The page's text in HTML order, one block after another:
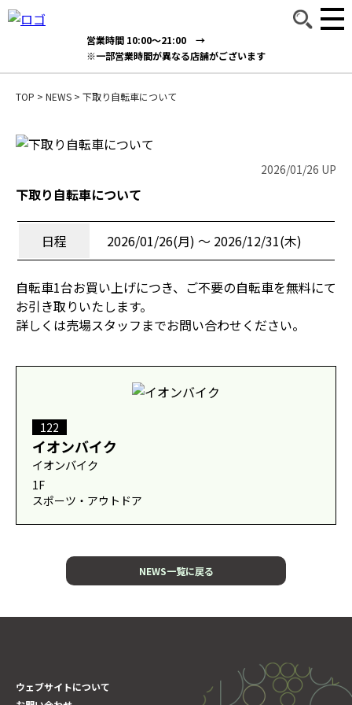
営業時間 10:00～21:00 →
※一部営業時間が異なる店舗がございます
TOP > NEWS > 下取り自転車について
2026/01/26 UP
下取り自転車について
日程 2026/01/26(月) 〜 2026/12/31(木)
自転車1台お買い上げにつき、ご不要の自転車を無料にて
お引き取りいたします。
詳しくは売場スタッフまでお問い合わせください。
122
イオンバイク
イオンバイク
1F
スポーツ・アウトドア
NEWS一覧に戻る
ウェブサイトについて